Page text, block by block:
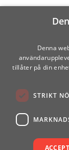
Denna
tillåter på din
STRIKT